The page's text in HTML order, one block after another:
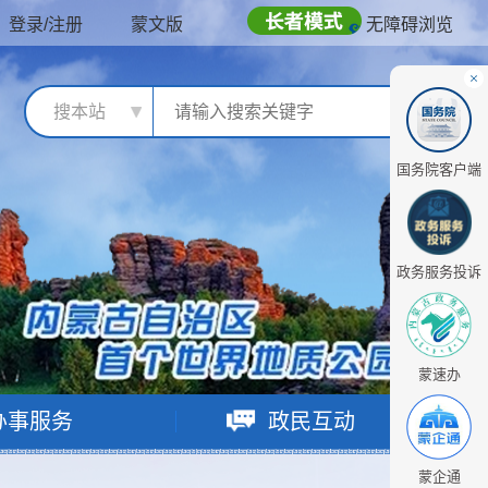
登录/注册 蒙文版 无障碍浏览
搜本站
服务 政民互动
国务院客户端
政务服务投诉
蒙速办
蒙企通